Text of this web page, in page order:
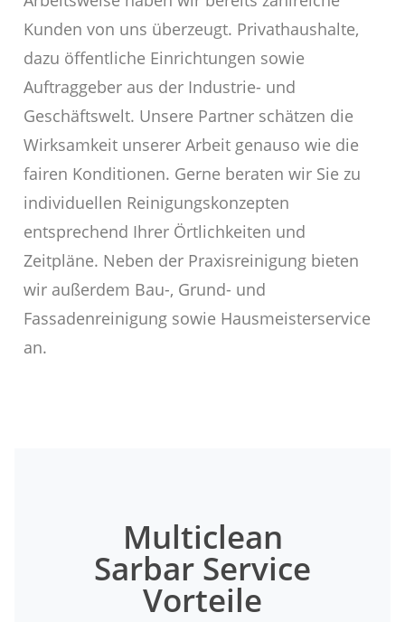
Kunden von uns überzeugt. Privathaushalte,
dazu öffentliche Einrichtungen sowie
Auftraggeber aus der Industrie- und
Geschäftswelt. Unsere Partner schätzen die
Wirksamkeit unserer Arbeit genauso wie die
fairen Konditionen. Gerne beraten wir Sie zu
individuellen Reinigungskonzepten
entsprechend Ihrer Örtlichkeiten und
Zeitpläne. Neben der Praxisreinigung bieten
wir außerdem Bau-, Grund- und
Fassadenreinigung sowie Hausmeisterservice
an.
Multiclean
Sarbar Service
Vorteile